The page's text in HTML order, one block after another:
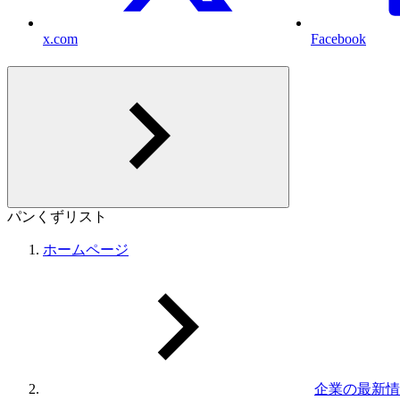
x.com Facebook
パンくずリスト
ホームページ
企業の最新